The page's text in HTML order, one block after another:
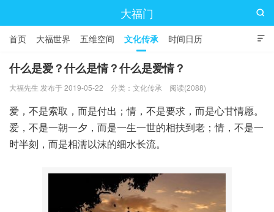
大福门

首页 大福世界 五维空间 文化传承 时间日历

什么是爱？什么是情？什么是爱情？
大福先生 发布于 2019-05-22 分类： 文化传承 阅读(2088)
爱，不是索取，而是付出；情，不是要求，而是心甘情愿。
爱，不是一朝一夕，而是一生一世的相扶到老；情，不是一
时半刻，而是相濡以沫的细水长流。